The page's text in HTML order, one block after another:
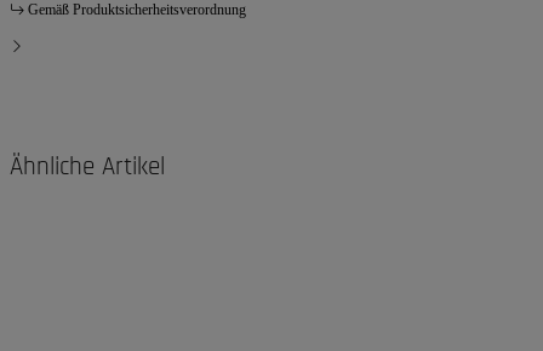
Gemäß Produktsicherheitsverordnung
Ähnliche Artikel